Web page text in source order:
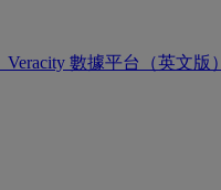
Veracity 數據平台（英文版）